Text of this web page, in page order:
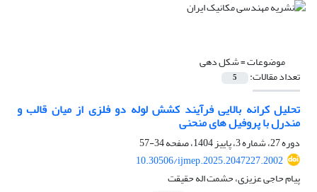
موضوعات =شکل دهی
تعداد مقالات: 5
تحلیل کرانه بالایی فرآیند کشش لوله دو فلزی از میان قالب و
مندرل با پروفیل ‌های منحنی
دوره 27، شماره 3، پاییز 1404، صفحه
34-57
10.30506/ijmep.2025.2047227.2002
پیام حاجی عزیزی، حشمت اله حقیقت